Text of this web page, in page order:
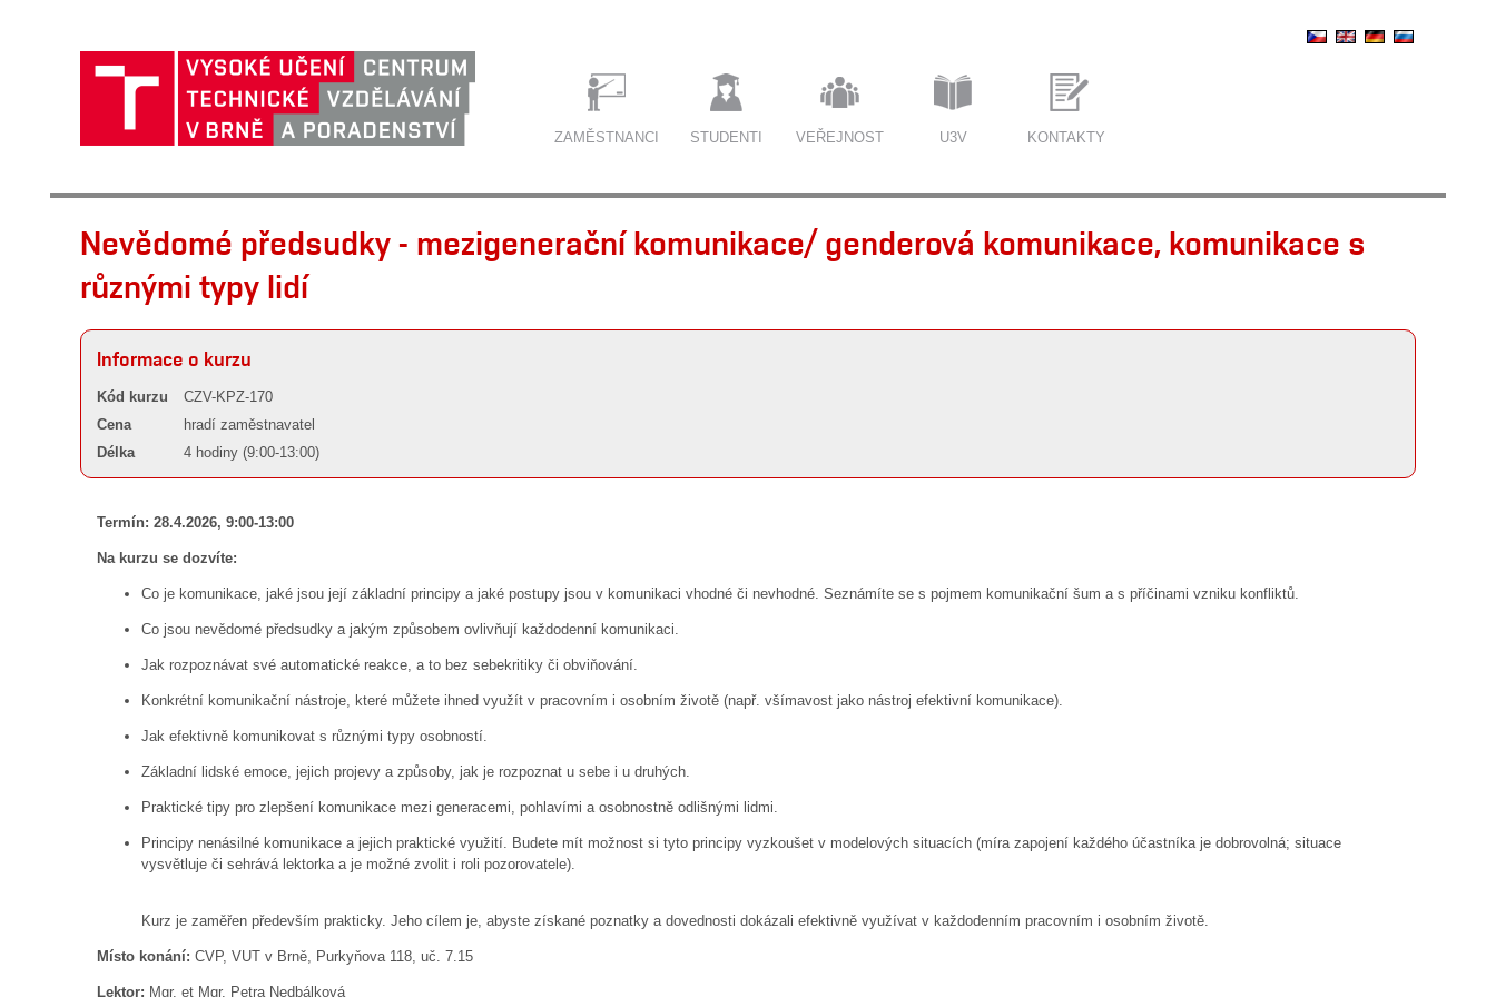
ZAMĚSTNANCI STUDENTI VEŘEJNOST U3V KONTAKTY
Nevědomé předsudky - mezigenerační komunikace/ genderová komunikace, komunikace s
různými typy lidí
Informace o kurzu
Kód kurzu
CZV-KPZ-170
Cena
hradí zaměstnavatel
Délka
4 hodiny (9:00-13:00)
Termín: 28.4.2026, 9:00-13:00
Na kurzu se dozvíte:
Co je komunikace, jaké jsou její základní principy a jaké postupy jsou v komunikaci vhodné či nevhodné. Seznámíte se s pojmem komunikační šum a s příčinami vzniku konfliktů.
Co jsou nevědomé předsudky a jakým způsobem ovlivňují každodenní komunikaci.
Jak rozpoznávat své automatické reakce, a to bez sebekritiky či obviňování.
Konkrétní komunikační nástroje, které můžete ihned využít v pracovním i osobním životě (např. všímavost jako nástroj efektivní komunikace).
Jak efektivně komunikovat s různými typy osobností.
Základní lidské emoce, jejich projevy a způsoby, jak je rozpoznat u sebe i u druhých.
Praktické tipy pro zlepšení komunikace mezi generacemi, pohlavími a osobnostně odlišnými lidmi.
Principy nenásilné komunikace a jejich praktické využití. Budete mít možnost si tyto principy vyzkoušet v modelových situacích (míra zapojení každého účastníka je dobrovolná; situace
vysvětluje či sehrává lektorka a je možné zvolit i roli pozorovatele).
Kurz je zaměřen především prakticky. Jeho cílem je, abyste získané poznatky a dovednosti dokázali efektivně využívat v každodenním pracovním i osobním životě.
Místo konání: CVP, VUT v Brně, Purkyňova 118, uč. 7.15
Lektor: Mgr. et Mgr. Petra Nedbálková